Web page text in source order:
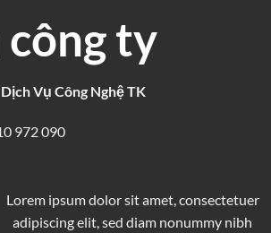
ty
Vụ Công Nghệ TK
972 090
Lorem ipsum dolor sit amet, consectetuer
adipiscing elit, sed diam nonummy nibh